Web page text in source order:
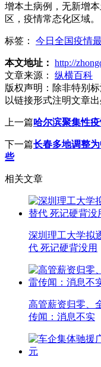
增本土病例，无新增
区，疫情常态化区域。
标签： 今日全国疫情
本文地址： http://
文章来源：
纵横百科
版权声明： 除非特别
以链接形式注明文章出
上一篇哈尔滨聚集性
下一篇长春多地调整
些
相关文章
深圳理工大学拟
代 死记硬背没用
高管薪资归零、
传闻：消息不实